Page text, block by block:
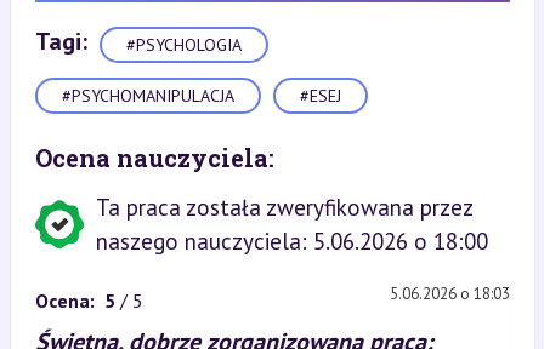
Tagi: #PSYCHOLOGIA
#PSYCHOMANIPULACJA #ESEJ
Ocena nauczyciela:
Ta praca została zweryfikowana przez
naszego nauczyciela: 5.06.2026 o 18:00
Ocena: 5 / 5 5.06.2026 o 18:03
Świetna, dobrze zorganizowana praca: